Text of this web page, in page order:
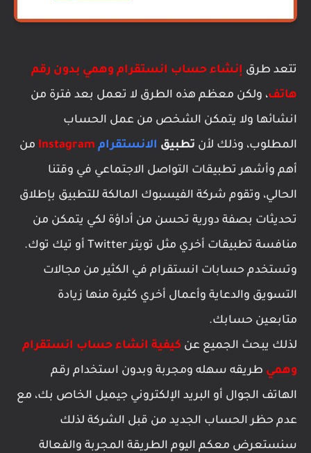
تتعد طرق إنشاء حساب انستقرام وهمي بدون رقم
هاتف، ولكن معظم هذه الطرق لا تعمل بعد فترة من
انشائها ولا يتمكن الشخص من عمل الحساب
المطلوب، وذلك لأن تطبيق الانستقرام Instagram من
أهم وأشهر تطبيقات التواصل الاجتماعي في وقتنا
الحالي، وتقوم شركة الفيسبوك المالكة للتطبيق بإطلاق
تحديثات بصفة دورية تحسن من أداؤة لكي يتمكن من
منافسة تطبيقات أخري مثل تويتر Twitter أو تيك توك.
وتستخدم حسابات انستقرام في الكثير من مجالات
التسويق والدعاية وأعمال أخري كثيرة منها زيادة
متابعين حسابك.
لذلك يبحث الجميع عن كيفية انشاء حساب انستقرام
وهمي طريقه سهله ومجربة وبدون استخدام رقم
الهاتف الجوال أو البريد الإلكتروني جيميل الخاص بك، مع
عدم حظر الحساب الجديد من قبل الشركة لذلك
سنستعرض معكم اليوم الطريقة المجربة والفعالة